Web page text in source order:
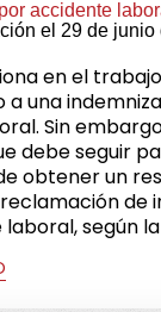
accidente
el 29 de junio
en el
una
Sin
debe seguir
obtener un
de
según la